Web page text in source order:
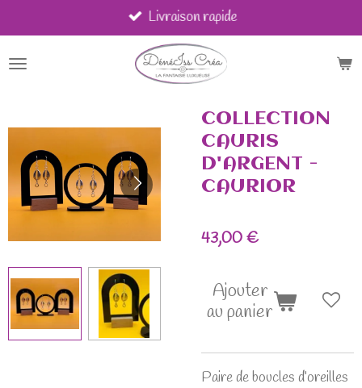
au
contenu
Livraison rapide
COLLECTION
CAURIS
D'ARGENT -
CAURIOR
43,00 €
Ajouter
au panier
Paire de boucles d’oreilles